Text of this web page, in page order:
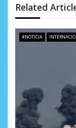
d
e
e
r
a
Related
#NOTICIA